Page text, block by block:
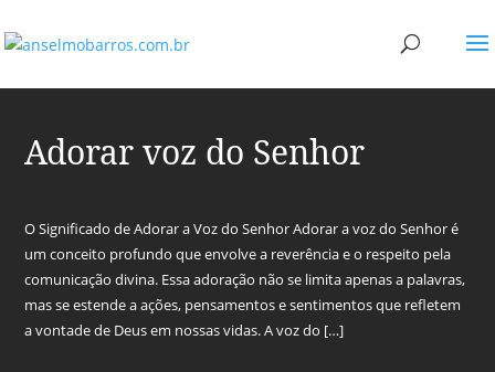
Adorar voz do Senhor
O Significado de Adorar a Voz do Senhor Adorar a voz do Senhor é
um conceito profundo que envolve a reverência e o respeito pela
comunicação divina. Essa adoração não se limita apenas a palavras,
mas se estende a ações, pensamentos e sentimentos que refletem
a vontade de Deus em nossas vidas. A voz do […]